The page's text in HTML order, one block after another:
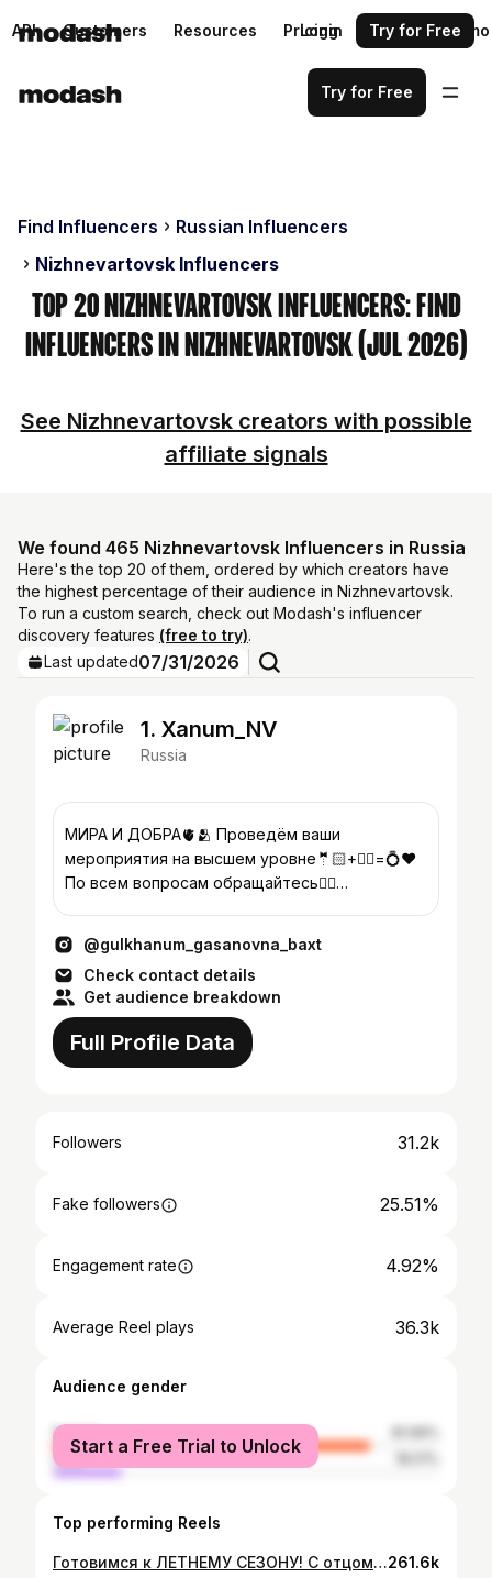
API Customers Resources Pricing Request a demo
Login Try for Free
Try for Free
Find Influencers
Russian Influencers
Nizhnevartovsk Influencers
Top 20 Nizhnevartovsk Influencers: Find
Influencers in Nizhnevartovsk (Jul 2026)
See Nizhnevartovsk creators with possible
affiliate signals
We found 465 Nizhnevartovsk Influencers in Russia
Here's the top 20 of them, ordered by which creators have
the highest percentage of their audience in Nizhnevartovsk.
To run a custom search, check out Modash's influencer
discovery features (free to try).
Last updated07/31/2026
1. Xanum_NV
Russia
МИРА И ДОБРА🫀🫂 Проведём ваши
мероприятия на высшем уровне🤵🏻+👰‍♀️=💍❤️
По всем вопросам обращайтесь👇🏻
@gulkhanum_gasanovna_baxt
Check contact details
Get audience breakdown
Full Profile Data
Followers 31.2k
Fake followers 25.51%
Engagement rate 4.92%
Average Reel plays 36.3k
Audience gender
female
male
Start a Free Trial to Unlock
Top performing Reels
Готовимся к ЛЕТНЕМУ СЕЗОНУ! С отцом на одной волне, после вахты мучаю как только могу 😂👍 @_gr_baxt_offical_ #лезгияр#халкь#лезгичил#демер#лезгинскийязык#лезгинытут#москва#питер#санктпетербург#екатеринбург#махачкала#дербент#касумкент#261.6k